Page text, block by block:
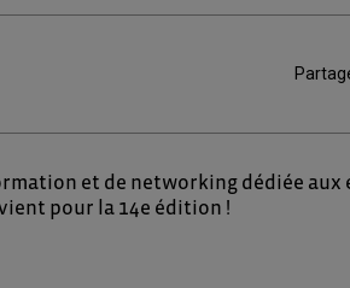
et de networking dédiée
pour la 14e édition !